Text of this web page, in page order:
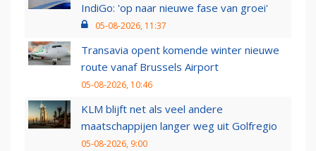
IndiGo: 'op naar nieuwe fase van groei'
05-08-2026, 11:37
Transavia opent komende winter nieuwe
route vanaf Brussels Airport
05-08-2026, 10:46
KLM blijft net als veel andere
maatschappijen langer weg uit Golfregio
05-08-2026, 9:00